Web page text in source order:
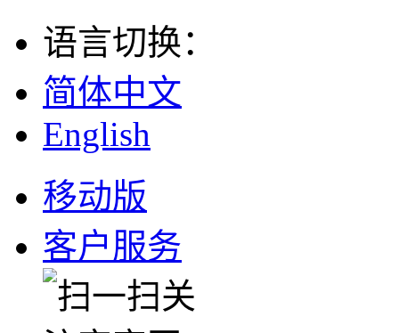
语言切换：
简体中文
English
移动版
客户服务